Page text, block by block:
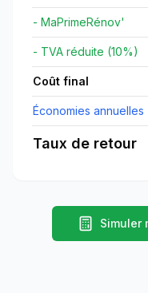
- MaPrimeRénov'
- TVA réduite (10%)
Coût final
Économies annuelles
Taux de retour
Simuler